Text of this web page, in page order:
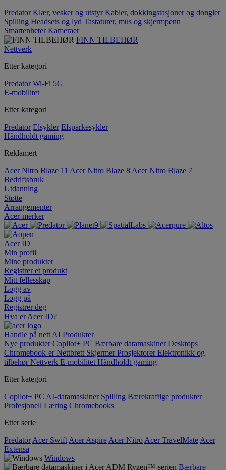
Predator Klær, vesker og utstyr Kabler, dokkingstasjoner og dongler
Spilling Headsets og lyd Tastaturer, mus og skjermpenn
Smartenheter Kameraer
FINN TILBEHØR
Nettverk
Etter kategori
Predator Wi-Fi 5G
E-mobilitet
Etter kategori
Predator Elsykler Elsparkesykler
Håndholdt gaming
Reklamert
Acer Nitro Blaze 11 Acer Nitro Blaze 8 Acer Nitro Blaze 7
Bedriftsbruk
Utdanning
Støtte
Arrangementer
Acer-merker
Acer ID
Min profil
Mine produkter
Registrer et produkt
Mitt fellesskap
Logg av
Logg på
Registrer deg
Hva er Acer ID?
Handle på nett AI Produkter
Nye produkterCopilot+ PC Bærbare datamaskinerDesktops
Chromebook-erNettbrett SkjermerProsjektorerElektronikk og
tilbehørNettverk E-mobilitet Håndholdt gaming
Etter kategori
Copilot+ PC AI-datamaskiner Spilling Bærekraftige produkter
Profesjonell Læring Chromebooks
Etter serie
Predator Acer Swift Acer Aspire Acer Nitro Acer TravelMate Acer
Extensa
Windows
Bærbare